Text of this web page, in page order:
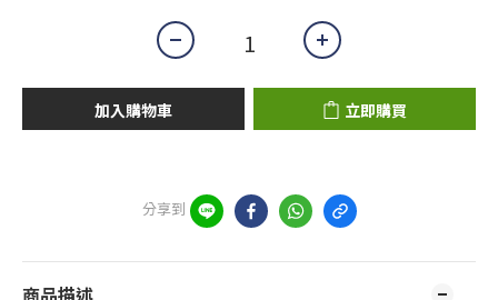
加入購物車 立即購買
分享到
商品描述